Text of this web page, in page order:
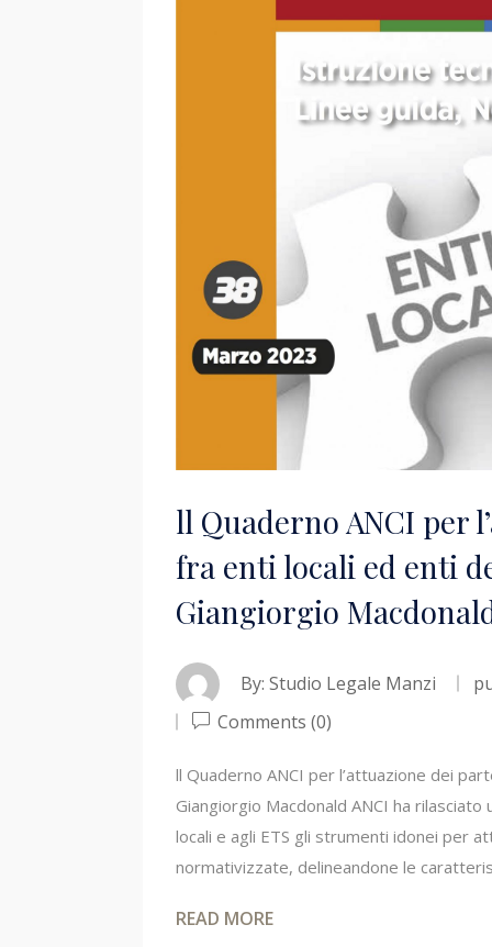
ll Quaderno ANCI per
fra enti locali ed enti
Giangiorgio
By: Studio Legale Manzi
Comments (0)
ll Quaderno ANCI per l’attuazione dei
Giangiorgio Macdonald ANCI ha
locali e agli ETS gli strumenti idonei per
normativizzate, delineandone le
READ MORE